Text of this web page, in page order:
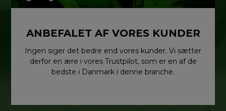
ANBEFALET AF VORES KUNDER
Ingen siger det bedre end vores kunder. Vi sætter
derfor en ære i vores Trustpilot, som er en af de
bedste i Danmark i denne branche.